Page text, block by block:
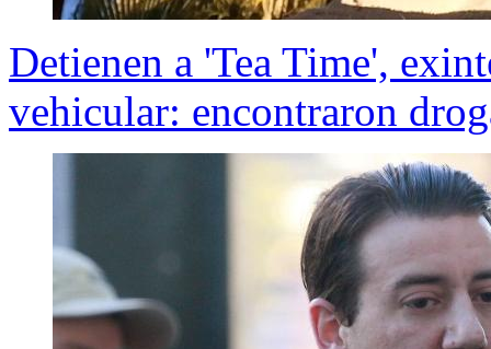
Detienen a 'Tea Time',
vehicular: encontraron